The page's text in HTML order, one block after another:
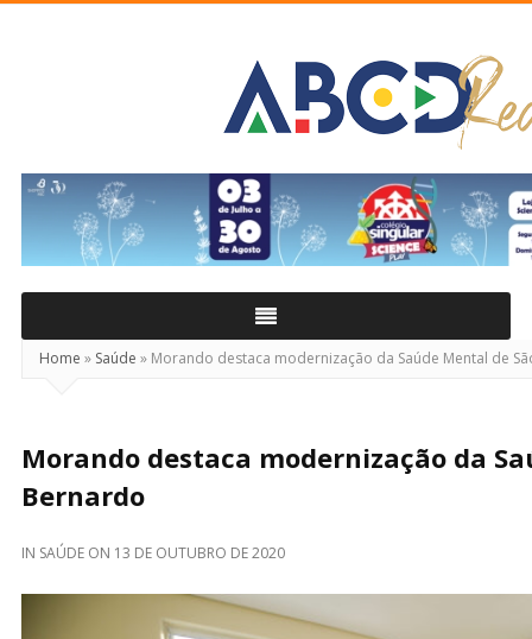
Real
Home » Saúde » Morando destaca modernização da Saúde Mental de
Morando destaca modernização da
Bernardo
IN SAÚDE ON 13 DE OUTUBRO DE 2020